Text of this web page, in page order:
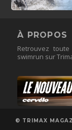
À PROPOS
Retrouvez
swimrun sur
© TRIMAX